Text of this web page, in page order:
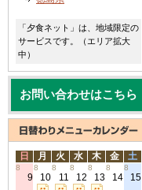
「夕食ネット」は、地域限定の
サービスです。（エリア拡大
中）
お問い合わせはこちら
日 月 火 水 木 金 土
8
9
8
10
8
11
8
12
8
13
8
14
8
15